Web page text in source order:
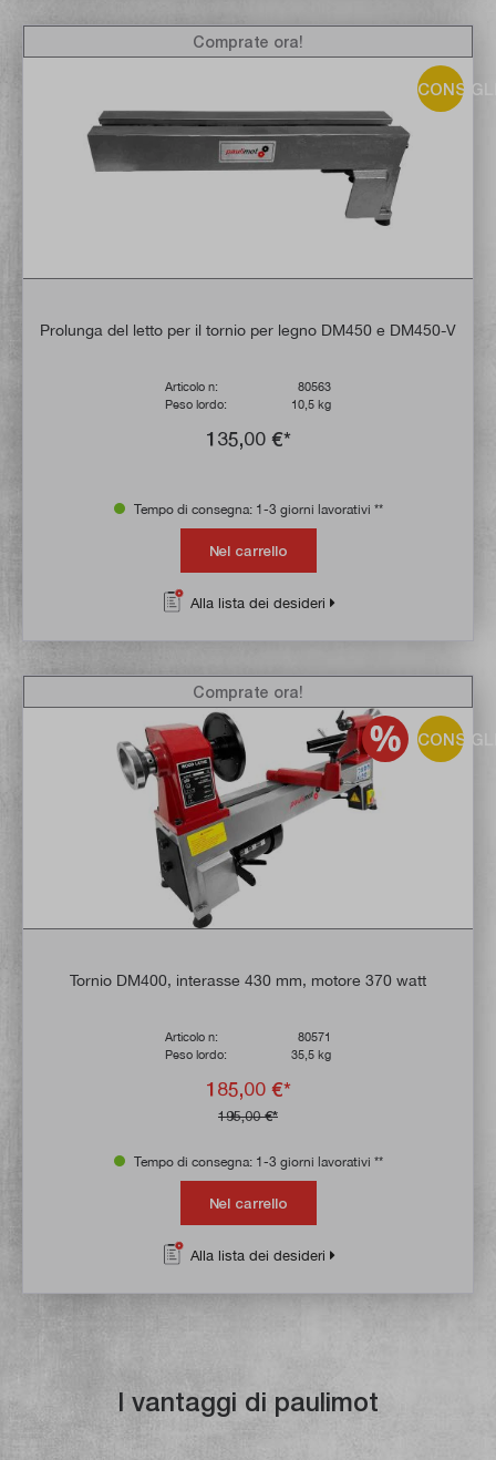
Prolunga del letto per il tornio per legno DM450 e DM450-V
Articolo n:
80563
Peso lordo:
10,5 kg
135,00 €*
Comprate ora!
Tempo di consegna: 1-3 giorni lavorativi **
Nel carrello
Alla lista dei desideri
Tornio DM400, interasse 430 mm, motore 370 watt
Articolo n:
80571
Peso lordo:
35,5 kg
185,00 €*
195,00 €*
Comprate ora!
Tempo di consegna: 1-3 giorni lavorativi **
Nel carrello
Alla lista dei desideri
I vantaggi di paulimot